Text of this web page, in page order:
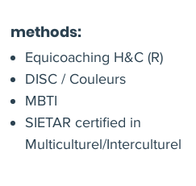
methods:
Equicoaching H&C (R)
DISC / Couleurs
MBTI
SIETAR certified in
Multiculturel/Interculturel